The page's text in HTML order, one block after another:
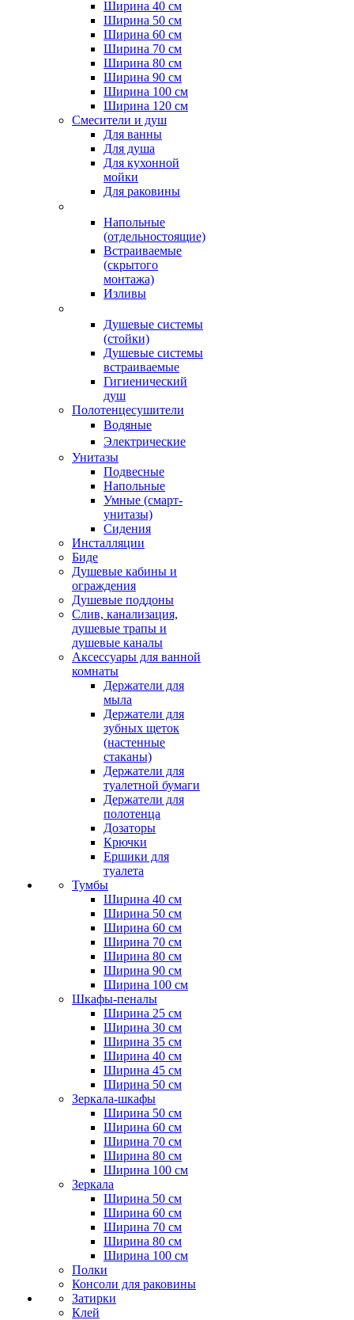
Ширина 40 см
Ширина 50 см
Ширина 60 см
Ширина 70 см
Ширина 80 см
Ширина 90 см
Ширина 100 см
Ширина 120 см
Смесители и душ
Для ванны
Для душа
Для кухонной
мойки
Для раковины
Напольные
(отдельностоящие)
Встраиваемые
(скрытого
монтажа)
Изливы
Душевые системы
(стойки)
Душевые системы
встраиваемые
Гигиенический
душ
Полотенцесушители
ㅤВодяные
ㅤЭлектрические
Унитазы
Подвесные
Напольные
Умные (смарт-
унитазы)
Сидения
Инсталляции
Биде
Душевые кабины и
ограждения
Душевые поддоны
Слив, канализация,
душевые трапы и
душевые каналы
Аксессуары для ванной
комнаты
Держатели для
мыла
Держатели для
зубных щеток
(настенные
стаканы)
Держатели для
туалетной бумаги
Держатели для
полотенца
Дозаторы
Крючки
Ершики для
туалета
Тумбы
Ширина 40 см
Ширина 50 см
Ширина 60 см
Ширина 70 см
Ширина 80 см
Ширина 90 см
Ширина 100 см
Шкафы-пеналы
Ширина 25 см
Ширина 30 см
Ширина 35 см
Ширина 40 см
Ширина 45 см
Ширина 50 см
Зеркала-шкафы
Ширина 50 см
Ширина 60 см
Ширина 70 см
Ширина 80 см
Ширина 100 см
Зеркала
Ширина 50 см
Ширина 60 см
Ширина 70 см
Ширина 80 см
Ширина 100 см
Полки
Консоли для раковины
Затирки
Клей